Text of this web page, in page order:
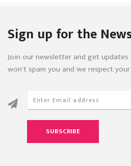
Sign up for the
Join our newsletter and get updates
won’t spam you and we respect
SUBSCRIBE